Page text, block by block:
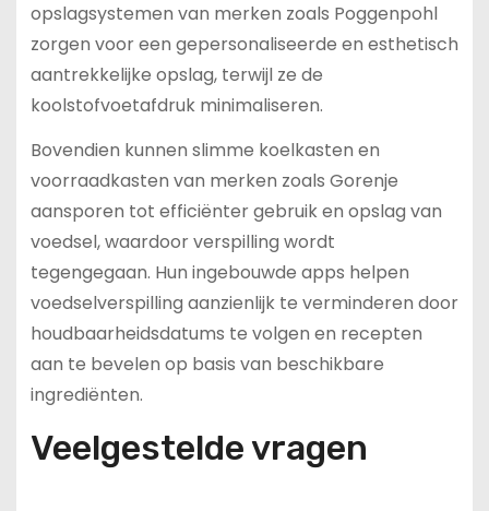
opslagsystemen van merken zoals Poggenpohl
zorgen voor een gepersonaliseerde en esthetisch
aantrekkelijke opslag, terwijl ze de
koolstofvoetafdruk minimaliseren.
Bovendien kunnen slimme koelkasten en
voorraadkasten van merken zoals Gorenje
aansporen tot efficiënter gebruik en opslag van
voedsel, waardoor verspilling wordt
tegengegaan. Hun ingebouwde apps helpen
voedselverspilling aanzienlijk te verminderen door
houdbaarheidsdatums te volgen en recepten
aan te bevelen op basis van beschikbare
ingrediënten.
Veelgestelde vragen